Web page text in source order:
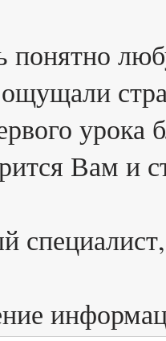
понятно
Вам и